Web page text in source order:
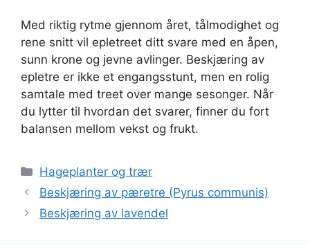
Med riktig rytme gjennom året, tålmodighet og
rene snitt vil epletreet ditt svare med en åpen,
sunn krone og jevne avlinger. Beskjæring av
epletre er ikke et engangsstunt, men en rolig
samtale med treet over mange sesonger. Når
du lytter til hvordan det svarer, finner du fort
balansen mellom vekst og frukt.
Kategorier
Hageplanter og trær
Beskjæring av pæretre (Pyrus communis)
Beskjæring av lavendel